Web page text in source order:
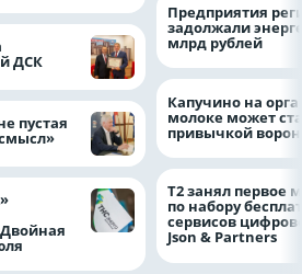
ДСК
пустая
Предприятия
задолжали
млрд рублей
Капучино на
молоке может
привычкой
Т2 занял первое
по набору
сервисов
Json & Partners